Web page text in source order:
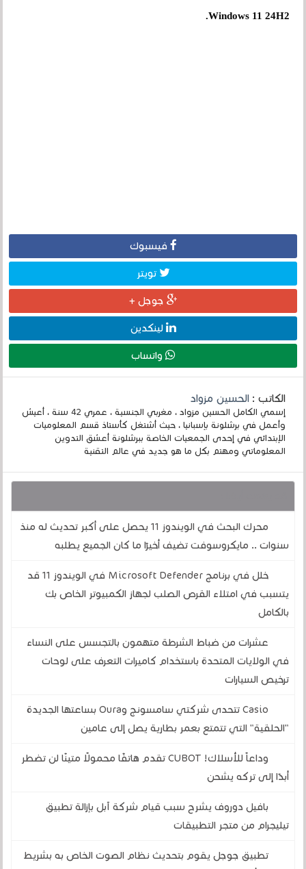
Windows 11 24H2.
فيسبوك
تويتر
جوجل +
لينكدين
واتساب
الكاتب :الحسين مزواد
إسمي الكامل الحسين مزواد ، مغربي الجنسية ، عمري 42 سنة ، أعيش
وأعمل في برشلونة بإسبانيا ، حيث أشتغل كأستاذ قسم المعلوميات
الإبتدائي في إحدى الجمعيات الخاصة ببرشلونة أعشق التدوين
المعلوماتي ومهتم بكل ما هو جديد في عالم التقنية
محرك البحث في الويندوز 11 يحصل على أكبر تحديث له منذ
سنوات .. مايكروسوفت تضيف أخيرًا ما كان الجميع يطلبه
خلل في برنامج Microsoft Defender في الويندوز 11 قد
يتسبب في امتلاء القرص الصلب لجهاز الكمبيوتر الخاص بك
بالكامل
عشرات من ضباط الشرطة متهمون بالتجسس على النساء
في الولايات المتحدة باستخدام كاميرات التعرف على لوحات
ترخيص السيارات
Casio تتحدى شركتي سامسونج وOura بساعتها الجديدة
"الحلقية" التي تتمتع بعمر بطارية يصل إلى عامين
وداعاً للأسلاك! CUBOT تقدم هاتفًا محمولًا متينًا لن تضطر
أبدًا إلى تركه يشحن
بافيل دوروف يشرح سبب قيام شركة آبل بإزالة تطبيق
تيليجرام من متجر التطبيقات
تطبيق جوجل يقوم بتحديث نظام الصوت الخاص به بشريط